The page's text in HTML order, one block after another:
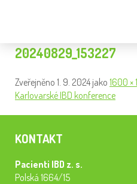
20240829_153227
Zveřejněno 1. 9. 2024 jako 1600 ×
Karlovarské IBD konference
KONTAKT
Pacienti IBD z. s.
Polská 1664/15